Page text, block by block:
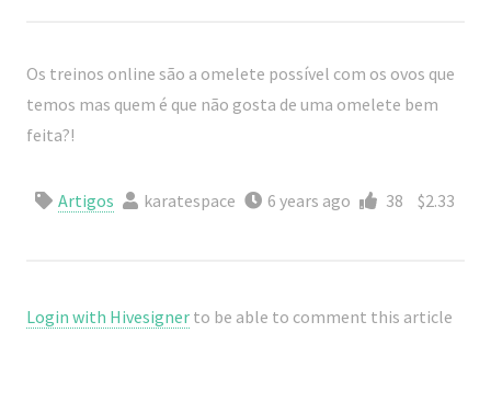
Os treinos online são a omelete possível com os ovos que
temos mas quem é que não gosta de uma omelete bem
feita?!
Artigos karatespace 6 years ago 38 $2.33
Login with Hivesigner to be able to comment this article